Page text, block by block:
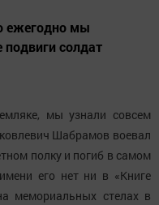
ежегодно мы
солдат
мы узнали совсем
Шабрамов воевал
полку и погиб в самом
его нет ни в «Книге
мемориальных стелах в